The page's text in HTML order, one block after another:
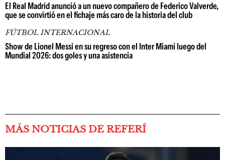
El Real Madrid anunció a un nuevo compañero de Federico Valverde,
que se convirtió en el fichaje más caro de la historia del club
FÚTBOL INTERNACIONAL
Show de Lionel Messi en su regreso con el Inter Miami luego del
Mundial 2026: dos goles y una asistencia
MÁS NOTICIAS DE REFERÍ